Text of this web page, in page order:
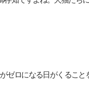
ロになる日がくるこ